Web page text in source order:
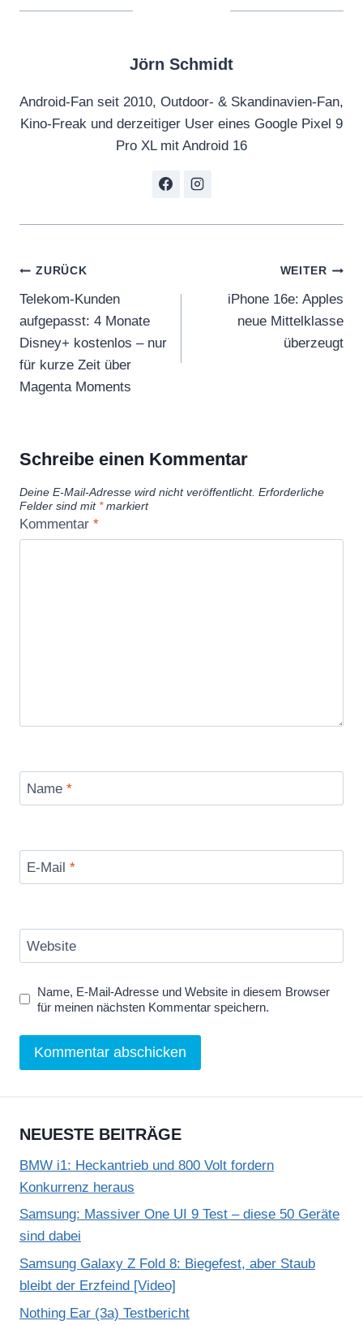
Jörn Schmidt
Android-Fan seit 2010, Outdoor- & Skandinavien-Fan,
Kino-Freak und derzeitiger User eines Google Pixel 9
Pro XL mit Android 16
Beitragsnavigation
ZURÜCK
Telekom-Kunden
aufgepasst: 4 Monate
Disney+ kostenlos – nur
für kurze Zeit über
Magenta Moments
WEITER
iPhone 16e: Apples
neue Mittelklasse
überzeugt
Schreibe einen Kommentar
Deine E-Mail-Adresse wird nicht veröffentlicht. Erforderliche
Felder sind mit *markiert
Kommentar *
Name *
E-Mail *
Website
Name, E-Mail-Adresse und Website in diesem Browser
für meinen nächsten Kommentar speichern.
NEUESTE BEITRÄGE
BMW i1: Heckantrieb und 800 Volt fordern
Konkurrenz heraus
Samsung: Massiver One UI 9 Test – diese 50 Geräte
sind dabei
Samsung Galaxy Z Fold 8: Biegefest, aber Staub
bleibt der Erzfeind [Video]
Nothing Ear (3a) Testbericht